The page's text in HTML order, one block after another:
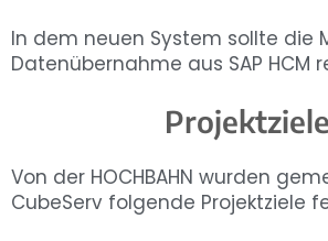
In dem neuen System sollte die
Datenübernahme aus SAP HCM
Projektziele
Von der HOCHBAHN wurden
CubeServ folgende Projektziele